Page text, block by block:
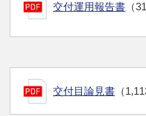
交付運用報告書 （
交付目論見書 （